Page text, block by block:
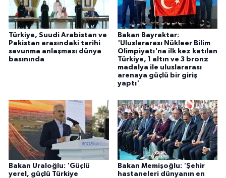
Türkiye, Suudi Arabistan ve
Pakistan arasındaki tarihi
savunma anlaşması dünya
basınında
Bakan Bayraktar:
'Uluslararası Nükleer Bilim
Olimpiyatı'na ilk kez katılan
Türkiye, 1 altın ve 3 bronz
madalya ile uluslararası
arenaya güçlü bir giriş
yaptı'
Bakan Uraloğlu: 'Güçlü
yerel, güçlü Türkiye
Bakan Memişoğlu: 'Şehir
hastaneleri dünyanın en